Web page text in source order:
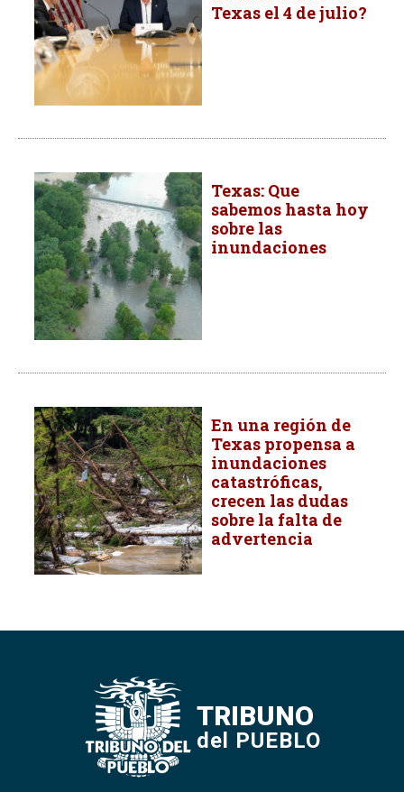
Texas el 4 de julio?
Texas: Que
sabemos hasta hoy
sobre las
inundaciones
En una región de
Texas propensa a
inundaciones
catastróficas,
crecen las dudas
sobre la falta de
advertencia
TRIBUNO
del PUEBLO